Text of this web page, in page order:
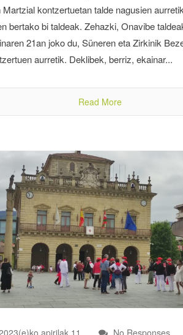
Martzial kontzertuetan talde nagusien
bertako bi taldeak. Zehazki, Onavibe
21an joko du, Süneren eta Zirkinik
aurretik. Deklibek, berriz, ekainar...
Read More